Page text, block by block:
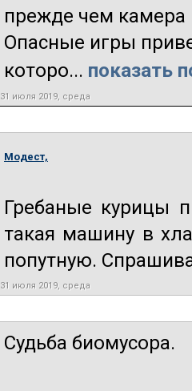
прежде чем камера
Опасные игры
которо... показать
31 июля 2019, среда
Модест,
Гребаные курицы
такая машину в
попутную.
31 июля 2019, среда
Судьба биомусора.